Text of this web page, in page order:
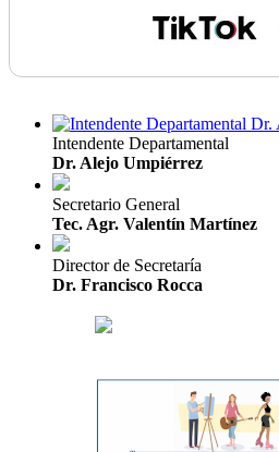
Intendente Departamental
Dr. Alejo Umpiérrez
Secretario General
Tec. Agr. Valentín Martínez
Director de Secretaría
Dr. Francisco Rocca